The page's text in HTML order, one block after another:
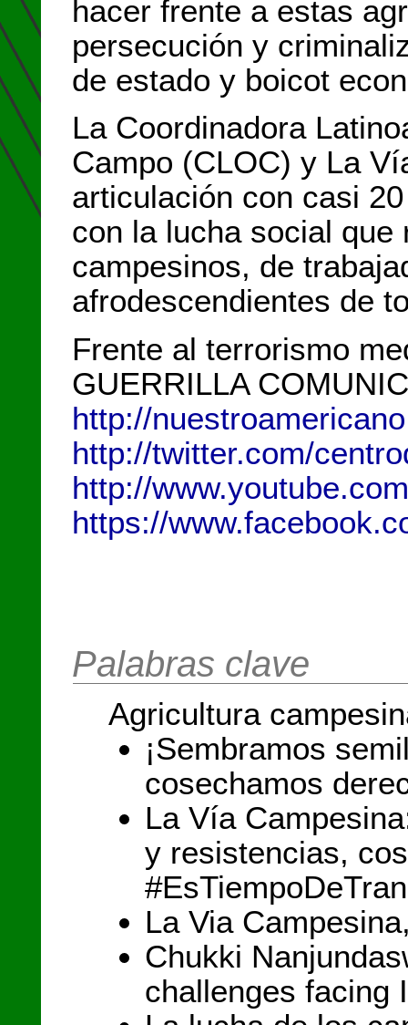
hacer frente a estas
persecución y
de estado y boicot
La Coordinadora
Campo (CLOC) y La
articulación con casi
con la lucha social que
campesinos, de
afrodescendientes de
Frente al terrorismo
GUERRILLA
http://
http://twitter.com/
http://
https://
Palabras clave
Agricultura
¡Sembramos
cosechamos
La Vía
y resistencias,
La Via
Chukki
challenges facing